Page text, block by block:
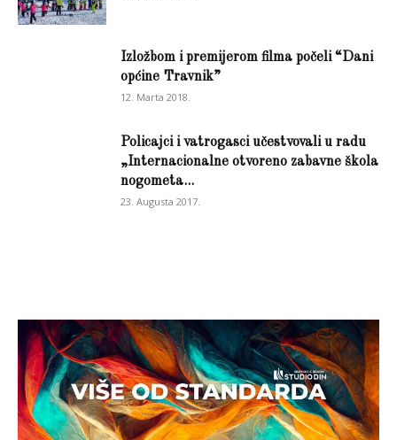
Izložbom i premijerom filma počeli “Dani
općine Travnik”
12. Marta 2018.
Policajci i vatrogasci učestvovali u radu
„Internacionalne otvoreno zabavne škola
nogometa...
23. Augusta 2017.